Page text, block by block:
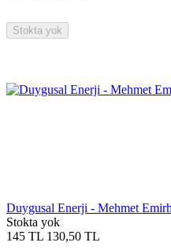
Stokta yok
Duygusal Enerji - Mehmet
Stokta yok
145 TL 130,50 TL